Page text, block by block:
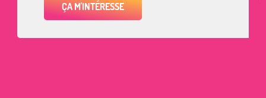
ÇA M'INTÉRESSE